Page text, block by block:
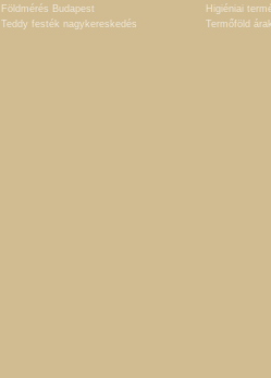
Földmérés Budapest
Higiéniai
Teddy festék nagykereskedés Termőföld